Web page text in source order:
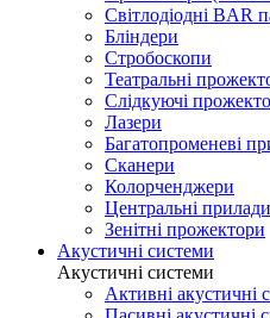
Світлодіодні BAR
Бліндери
Стробоскопи
Театральні
Слідкуючі
Лазери
Багатопроменеві
Сканери
Колорченджери
Центральні прилади
Зенітні прожектори
Акустичні системи
Акустичні системи
Активні акустичні